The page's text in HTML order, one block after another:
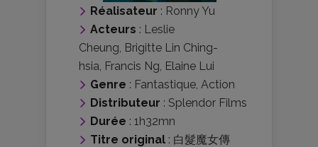
Réalisateur : Ronny Yu
Acteurs : Leslie
Cheung Brigitte Lin Ching-
hsia Francis Ng Elaine Lui
Genre : Fantastique Action
Distributeur : Splendor Films
Durée : 1h32mn
Titre original : 白髮魔女傳